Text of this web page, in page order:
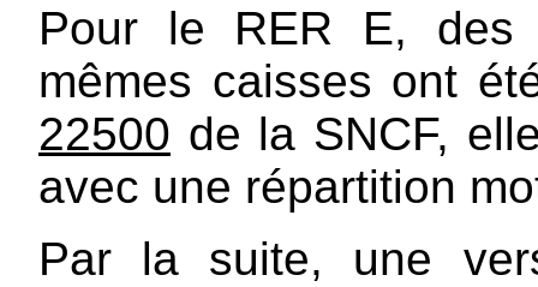
Pour le RER E, des
mêmes caisses ont
22500 de la SNCF,
avec une répartition
Par la suite, une